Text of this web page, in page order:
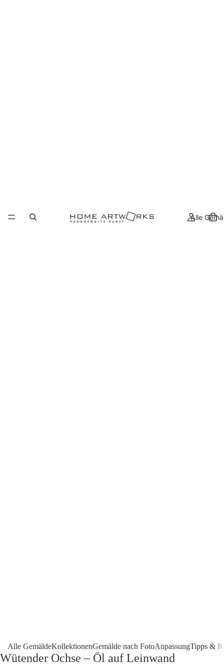
Alle
Alle GemäldeKollektionenGemälde nach FotoAnpassungTipps &
Wütender Ochse – Öl auf Leinwand